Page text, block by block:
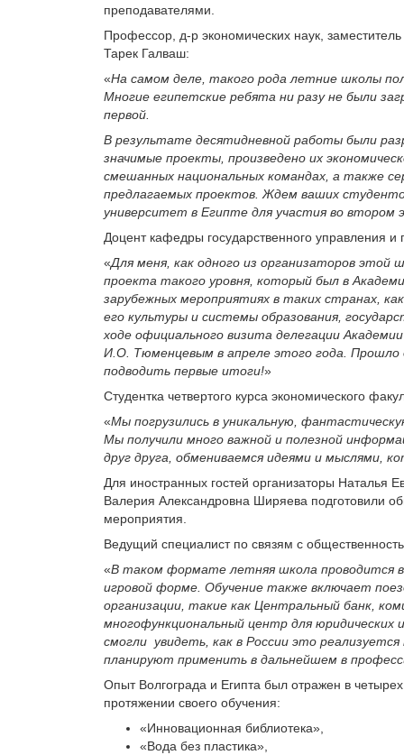
преподавателями.
Профессор, д-р экономических наук,
Тарек Галваш:
«На самом деле, такого рода летние школы
Многие египетские ребята ни разу не были
первой.
В результате десятидневной работы были
значимые проекты, произведено их
смешанных национальных командах, а также
предлагаемых проектов. Ждем ваших
университет в Египте для участия во
Доцент кафедры государственного управления
«Для меня, как одного из организаторов этой
проекта такого уровня, который был в
зарубежных мероприятиях в таких странах,
его культуры и системы образования,
ходе официального визита делегации
И.О. Тюменцевым в апреле этого года.
подводить первые итоги!»
Студентка четвертого курса экономического
«Мы погрузились в уникальную,
Мы получили много важной и полезной
друг друга, обмениваемся идеями и мыслями,
Для иностранных гостей организаторы Наталья
Валерия Александровна Ширяева подготовили
мероприятия.
Ведущий специалист по связям с
«В таком формате летняя школа проводится
игровой форме. Обучение также включает
организации, такие как Центральный банк,
многофункциональный центр для юридических
смогли увидеть, как в России это
планируют применить в дальнейшем в
Опыт Волгограда и Египта был отражен в
протяжении своего обучения:
«Инновационная библиотека»,
«Вода без пластика»,